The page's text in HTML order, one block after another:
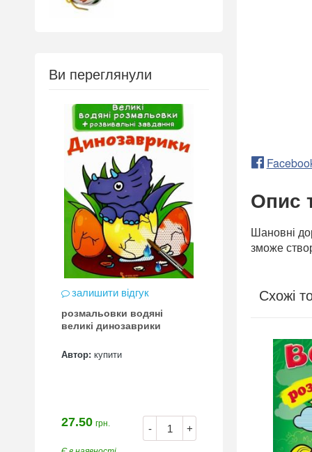
Ви переглянули
залишити відгук
розмальовки водяні
великі динозаврики
Автор: купити
- +
27.50 грн.
Опис
Шановні
зможе
Схожі